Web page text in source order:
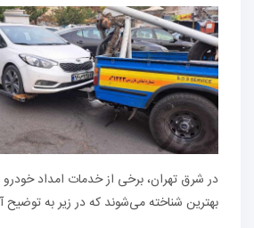
در شرق تهران، برخی از خدمات امداد
بهترین شناخته می‌شوند که در زیر به توضیح